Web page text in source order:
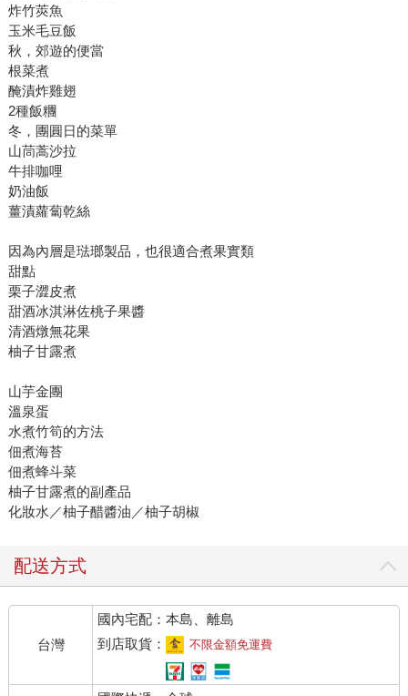
炸竹莢魚
玉米毛豆飯
秋，郊遊的便當
根菜煮
醃漬炸雞翅
2種飯糰
冬，團圓日的菜單
山茼蒿沙拉
牛排咖哩
奶油飯
薑漬蘿蔔乾絲
因為內層是琺瑯製品，也很適合煮果實類
甜點
栗子澀皮煮
甜酒冰淇淋佐桃子果醬
清酒燉無花果
柚子甘露煮
山芋金團
溫泉蛋
水煮竹筍的方法
佃煮海苔
佃煮蜂斗菜
柚子甘露煮的副產品
化妝水／柚子醋醬油／柚子胡椒
配送方式
台灣
國內宅配：本島、離島
到店取貨：
不限金額免運費